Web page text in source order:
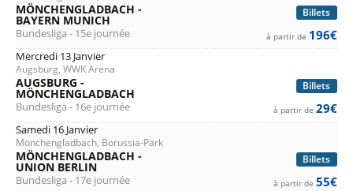
Billets
MÖNCHENGLADBACH -
BAYERN MUNICH
Bundesliga - 15e journée à partir de 196€
Mercredi 13 Janvier
Augsburg, WWK Arena
Billets
AUGSBURG -
MÖNCHENGLADBACH
Bundesliga - 16e journée à partir de 29€
Samedi 16 Janvier
Mönchengladbach, Borussia-Park
Billets
MÖNCHENGLADBACH -
UNION BERLIN
Bundesliga - 17e journée à partir de 55€